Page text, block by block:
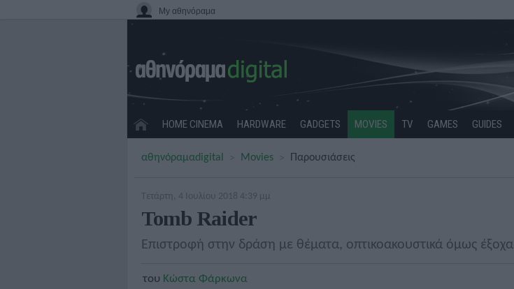
My αθηνόραμα
HOME CINEMA HARDWARE GADGETS MOVIES TV GAMES GUIDES
αθηνόραμαdigital Movies Παρουσιάσεις
Τετάρτη, 4 Ιουλίου 2018 4:39 μμ
Tomb Raider
Επιστροφή στην δράση με θέματα, οπτικοακουστικά όμως έξοχα
του Κώστα Φάρκωνα